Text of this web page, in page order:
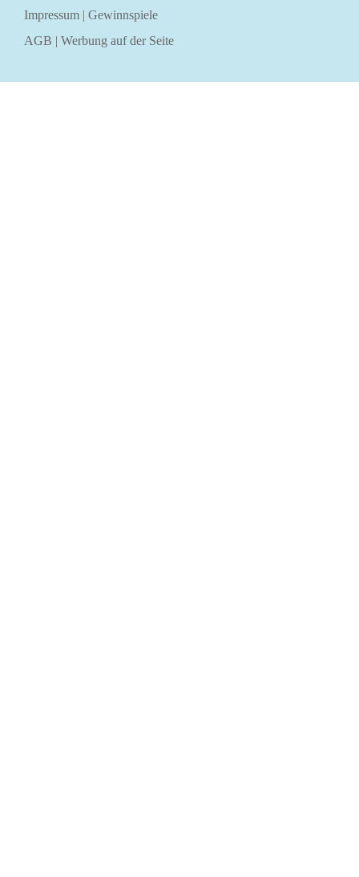
Impressum | Gewinnspiele
AGB | Werbung auf der Seite